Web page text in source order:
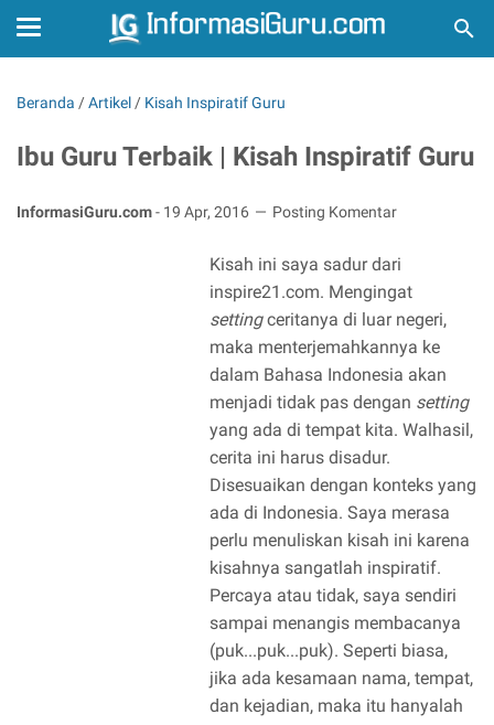
Beranda /Artikel / Kisah Inspiratif Guru
Ibu Guru Terbaik | Kisah Inspiratif Guru
InformasiGuru.com- 19 Apr, 2016 Posting Komentar
Kisah ini saya sadur dari
inspire21.com. Mengingat
settingceritanya di luar negeri,
maka menterjemahkannya ke
dalam Bahasa Indonesia akan
menjadi tidak pas dengan setting
yang ada di tempat kita. Walhasil,
cerita ini harus disadur.
Disesuaikan dengan konteks yang
ada di Indonesia. Saya merasa
perlu menuliskan kisah ini karena
kisahnya sangatlah inspiratif.
Percaya atau tidak, saya sendiri
sampai menangis membacanya
(puk...puk...puk). Seperti biasa,
jika ada kesamaan nama, tempat,
dan kejadian, maka itu hanyalah